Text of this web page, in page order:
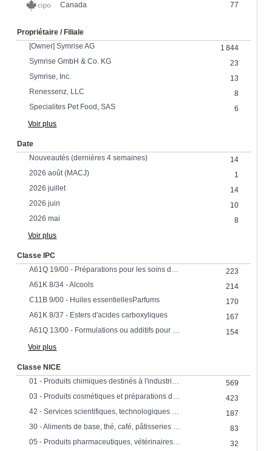
Canada
77
Propriétaire / Filiale
[Owner] Symrise AG
1 844
Symrise GmbH & Co. KG
23
Symrise, Inc.
13
Renessenz, LLC
8
Specialites Pet Food, SAS
6
Voir plus
Date
Nouveautés (dernières 4 semaines)
14
2026 août (MACJ)
1
2026 juillet
14
2026 juin
10
2026 mai
8
Voir plus
Classe IPC
A61Q 19/00 - Préparations pour les soins de la peau
223
A61K 8/34 - Alcools
214
C11B 9/00 - Huiles essentiellesParfums
170
A61K 8/37 - Esters d'acides carboxyliques
167
A61Q 13/00 - Formulations ou additifs pour les préparations de parfums
154
Voir plus
Classe NICE
01 - Produits chimiques destinés à l'industrie, aux sciences ainsi qu'à l'agriculture
569
03 - Produits cosmétiques et préparations de toilette; préparations pour blanchir, nettoyer, polir et abraser.
423
42 - Services scientifiques, technologiques et industriels, recherche et conception
187
30 - Aliments de base, thé, café, pâtisseries et confiseries
83
05 - Produits pharmaceutiques, vétérinaires et hygièniques
32